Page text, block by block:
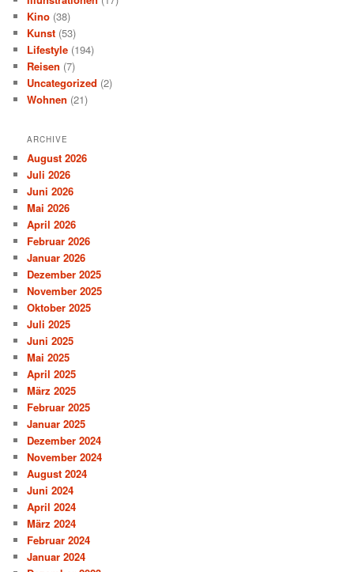
Kino (38)
Kunst (53)
Lifestyle (194)
Reisen (7)
Uncategorized (2)
Wohnen (21)
ARCHIVE
August 2026
Juli 2026
Juni 2026
Mai 2026
April 2026
Februar 2026
Januar 2026
Dezember 2025
November 2025
Oktober 2025
Juli 2025
Juni 2025
Mai 2025
April 2025
März 2025
Februar 2025
Januar 2025
Dezember 2024
November 2024
August 2024
Juni 2024
April 2024
März 2024
Februar 2024
Januar 2024